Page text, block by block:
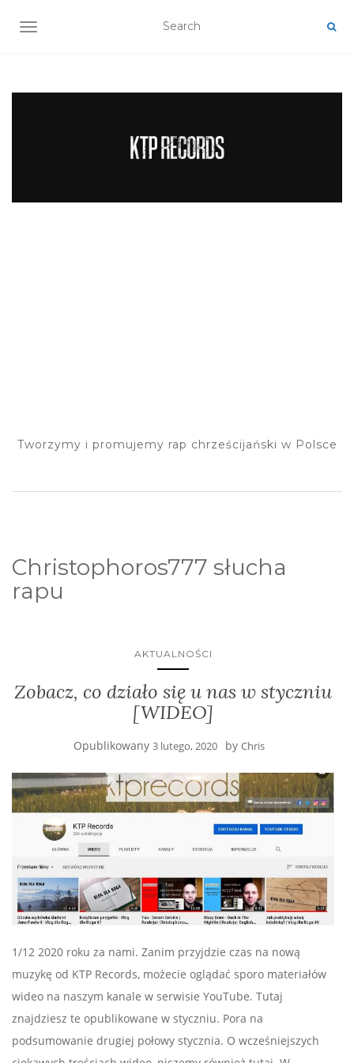
TOGGLE NAVIGATION
Tworzymy i promujemy rap chrześcijański w Polsce
Christophoros777 słucha
rapu
AKTUALNOŚCI
Zobacz, co działo się u nas w styczniu
[WIDEO]
Opublikowany 3 lutego, 2020 by Chris
1/12 2020 roku za nami. Zanim przyjdzie czas na nową
muzykę od KTP Records, możecie oglądać sporo materiałów
wideo na naszym kanale w serwisie YouTube. Tutaj
znajdziesz te opublikowane w styczniu. Pora na
podsumowanie drugiej połowy stycznia. O wcześniejszych